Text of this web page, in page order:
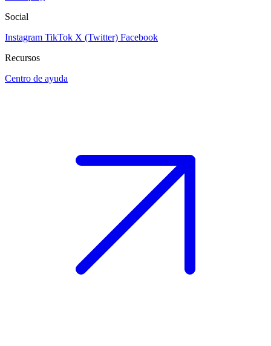
Social
Instagram TikTok X (Twitter) Facebook
Recursos
Centro de ayuda